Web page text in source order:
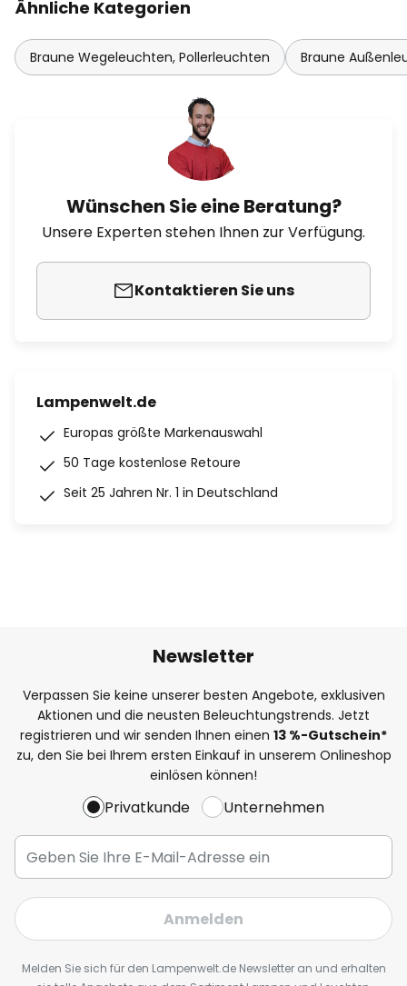
Ähnliche Kategorien
Braune Wegeleuchten, Pollerleuchten Braune
Wünschen Sie eine Beratung?
Unsere Experten stehen Ihnen zur Verfügung.
Kontaktieren Sie uns
Lampenwelt.de
Europas größte Markenauswahl
50 Tage kostenlose Retoure
Seit 25 Jahren Nr. 1 in Deutschland
Newsletter
Verpassen Sie keine unserer besten Angebote, exklusiven
Aktionen und die neusten Beleuchtungstrends. Jetzt
registrieren und wir senden Ihnen einen 13 %-Gutschein*
zu, den Sie bei Ihrem ersten Einkauf in unserem Onlineshop
einlösen können!
Privatkunde Unternehmen
Anmelden
Melden Sie sich für den Lampenwelt.de Newsletter an und erhalten